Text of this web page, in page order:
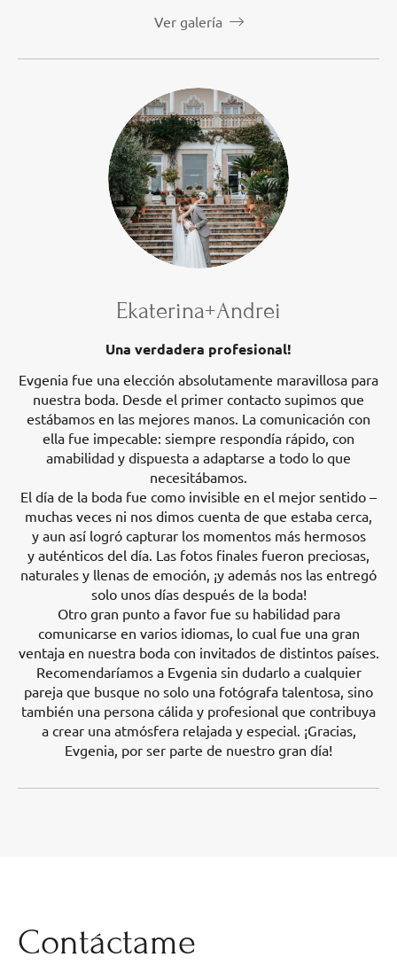
Ver galería
Ekaterina+Andrei
Una verdadera profesional!
Evgenia fue una elección absolutamente maravillosa para
nuestra boda. Desde el primer contacto supimos que
estábamos en las mejores manos. La comunicación con
ella fue impecable: siempre respondía rápido, con
amabilidad y dispuesta a adaptarse a todo lo que
necesitábamos.
El día de la boda fue como invisible en el mejor sentido –
muchas veces ni nos dimos cuenta de que estaba cerca,
y aun así logró capturar los momentos más hermosos
y auténticos del día. Las fotos finales fueron preciosas,
naturales y llenas de emoción, ¡y además nos las entregó
solo unos días después de la boda!
Otro gran punto a favor fue su habilidad para
comunicarse en varios idiomas, lo cual fue una gran
ventaja en nuestra boda con invitados de distintos países.
Recomendaríamos a Evgenia sin dudarlo a cualquier
pareja que busque no solo una fotógrafa talentosa, sino
también una persona cálida y profesional que contribuya
a crear una atmósfera relajada y especial. ¡Gracias,
Evgenia, por ser parte de nuestro gran día!
Contáctame